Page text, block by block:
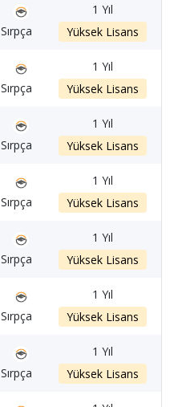
Sırpça
1 Yıl
Yüksek Lisans
Sırpça
1 Yıl
Yüksek Lisans
Sırpça
1 Yıl
Yüksek Lisans
Sırpça
1 Yıl
Yüksek Lisans
Sırpça
1 Yıl
Yüksek Lisans
Sırpça
1 Yıl
Yüksek Lisans
Sırpça
1 Yıl
Yüksek Lisans